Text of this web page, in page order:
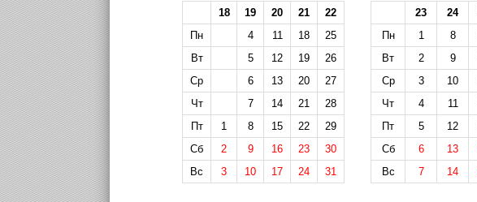
18 19 20 21
22
Пн
4 11 18
25
Вт
5 12 19
26
Ср
6 13 20
27
Чт
7 14 21
28
Пт
1 8 15 22
29
Сб
2 9 16 23
30
Вс
3 10 17 24 31
23 24
Пн
1 8
Вт
2 9
Ср
3 10
Чт
4 11
Пт
5 12
Сб
6 13
Вс
7 14